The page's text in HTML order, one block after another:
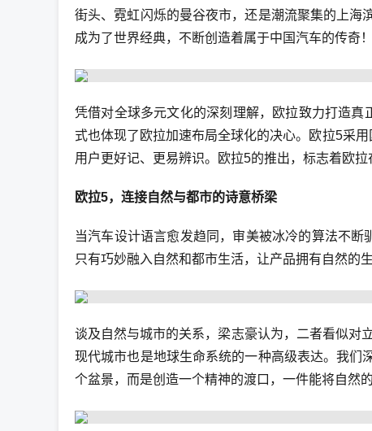
街头、霓虹闪烁的曼谷夜市，还是潮流聚集的上海
成为了世界经典，不断创造着属于中国汽车的传奇！
凭借对全球多元文化的深刻理解，欧拉致力打造
式也体现了欧拉加速布局全球化的决心。欧拉5采
用户更好记、更易辨识。欧拉5的推出，标志着欧
欧拉5，连接自然与都市的诗意桥梁
当汽车设计语言愈发趋同，审美被冰冷的算法不
只有巧妙融入自然和都市生活，让产品拥有自然的
谈及自然与城市的关系，梁志豪认为，二者看似对
现代城市也是地球生命系统的一种高级表达。我们
个盆景，而是创造一个精神的渡口，一件能将自然